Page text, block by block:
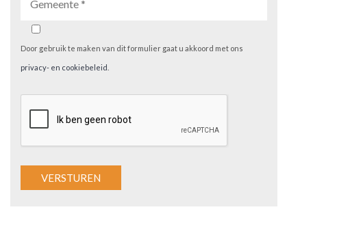
Door gebruik te maken van dit formulier gaat u akkoord met ons
privacy- en cookiebeleid